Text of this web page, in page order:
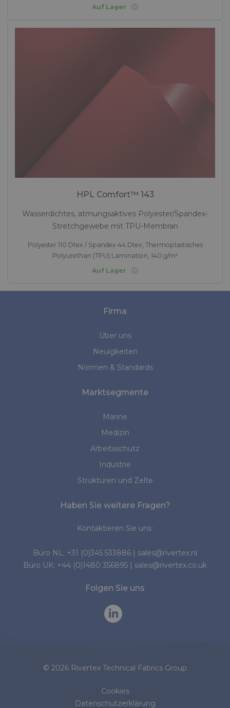
Auf Lager
HPL Comfort™ 143
Wasserdichtes, atmungsaktives Polyester/Spandex-
Stretchgewebe mit TPU-Membran
Polyester 110 Dtex / Spandex 44 Dtex, Thermoplastisches
Polyurethan (TPU) Lamination, 140 g/m²
Auf Lager
Firma
Über uns
Neuigkeiten
Normen & Standards
Marktsegmente
Marine
Medizin
Arbeitsschutz
Industrie
Strukturen und Zelte
Haben Sie weitere Fragen?
Kontaktieren Sie uns:
Büro NL: +31 (0)345 533886 | sales@rivertex.nl
Büro UK: +44 (0)1480 356895 | sales@rivertex.co.uk
Folgen Sie uns
© 2026 Rivertex Technical Fabrics Group
Cookies
Datenschutzerklärung